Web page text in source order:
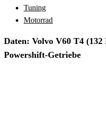
Tuning
Motorrad
Daten: Volvo V60 T4
Powershift-Getriebe